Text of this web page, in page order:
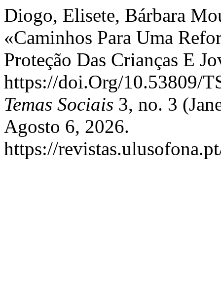
Diogo, Elisete, Bárbara
«Caminhos Para Uma
Proteção Das Crianças E
https://doi.Org/10.53809/
Temas Sociais 3, no. 3
Agosto 6, 2026.
https://